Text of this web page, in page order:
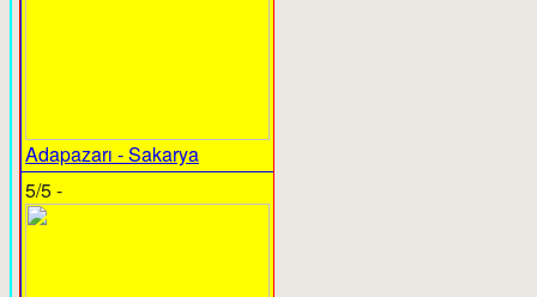
Adapazarı - Sakarya
5/5 -